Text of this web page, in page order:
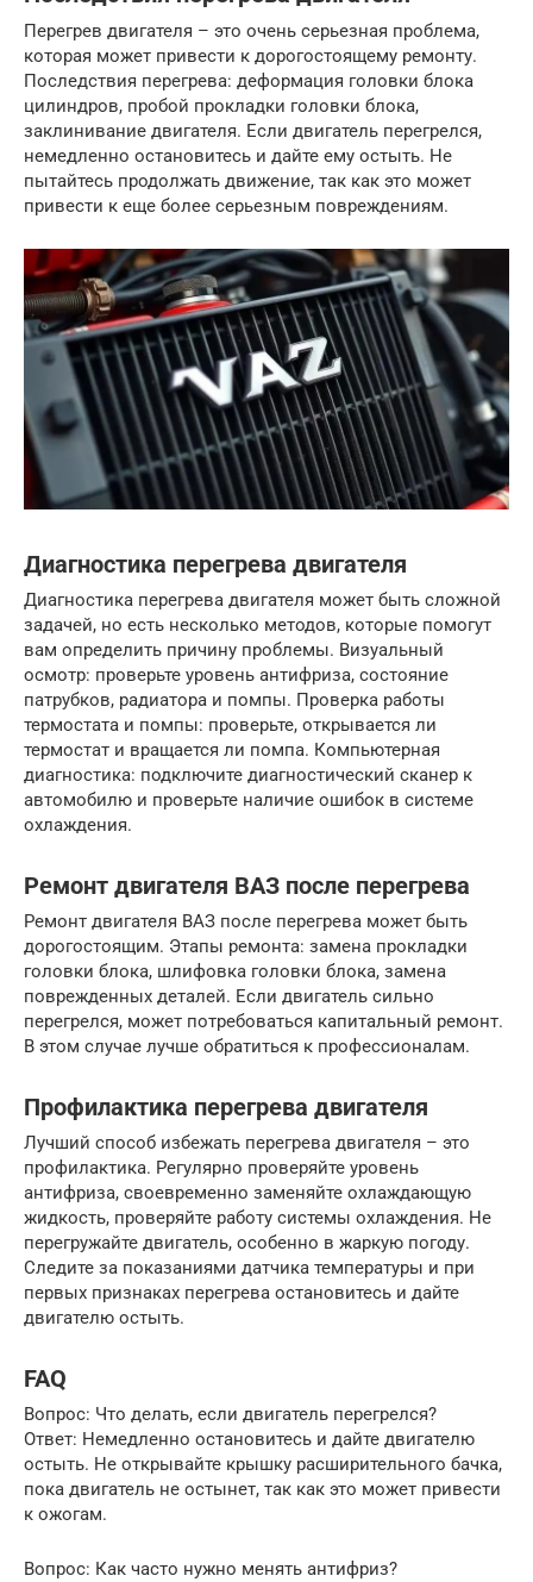
Перегрев двигателя – это очень серьезная проблема,
которая может привести к дорогостоящему ремонту.
Последствия перегрева: деформация головки блока
цилиндров, пробой прокладки головки блока,
заклинивание двигателя. Если двигатель перегрелся,
немедленно остановитесь и дайте ему остыть. Не
пытайтесь продолжать движение, так как это может
привести к еще более серьезным повреждениям.
Диагностика перегрева двигателя
Диагностика перегрева двигателя может быть сложной
задачей, но есть несколько методов, которые помогут
вам определить причину проблемы. Визуальный
осмотр: проверьте уровень антифриза, состояние
патрубков, радиатора и помпы. Проверка работы
термостата и помпы: проверьте, открывается ли
термостат и вращается ли помпа. Компьютерная
диагностика: подключите диагностический сканер к
автомобилю и проверьте наличие ошибок в системе
охлаждения.
Ремонт двигателя ВАЗ после перегрева
Ремонт двигателя ВАЗ после перегрева может быть
дорогостоящим. Этапы ремонта: замена прокладки
головки блока, шлифовка головки блока, замена
поврежденных деталей. Если двигатель сильно
перегрелся, может потребоваться капитальный ремонт.
В этом случае лучше обратиться к профессионалам.
Профилактика перегрева двигателя
Лучший способ избежать перегрева двигателя – это
профилактика. Регулярно проверяйте уровень
антифриза, своевременно заменяйте охлаждающую
жидкость, проверяйте работу системы охлаждения. Не
перегружайте двигатель, особенно в жаркую погоду.
Следите за показаниями датчика температуры и при
первых признаках перегрева остановитесь и дайте
двигателю остыть.
FAQ
Вопрос: Что делать, если двигатель перегрелся?
Ответ: Немедленно остановитесь и дайте двигателю
остыть. Не открывайте крышку расширительного бачка,
пока двигатель не остынет, так как это может привести
к ожогам.
Вопрос: Как часто нужно менять антифриз?